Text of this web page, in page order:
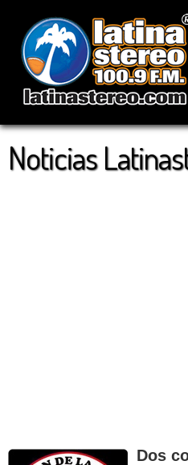
Noticias
Dos